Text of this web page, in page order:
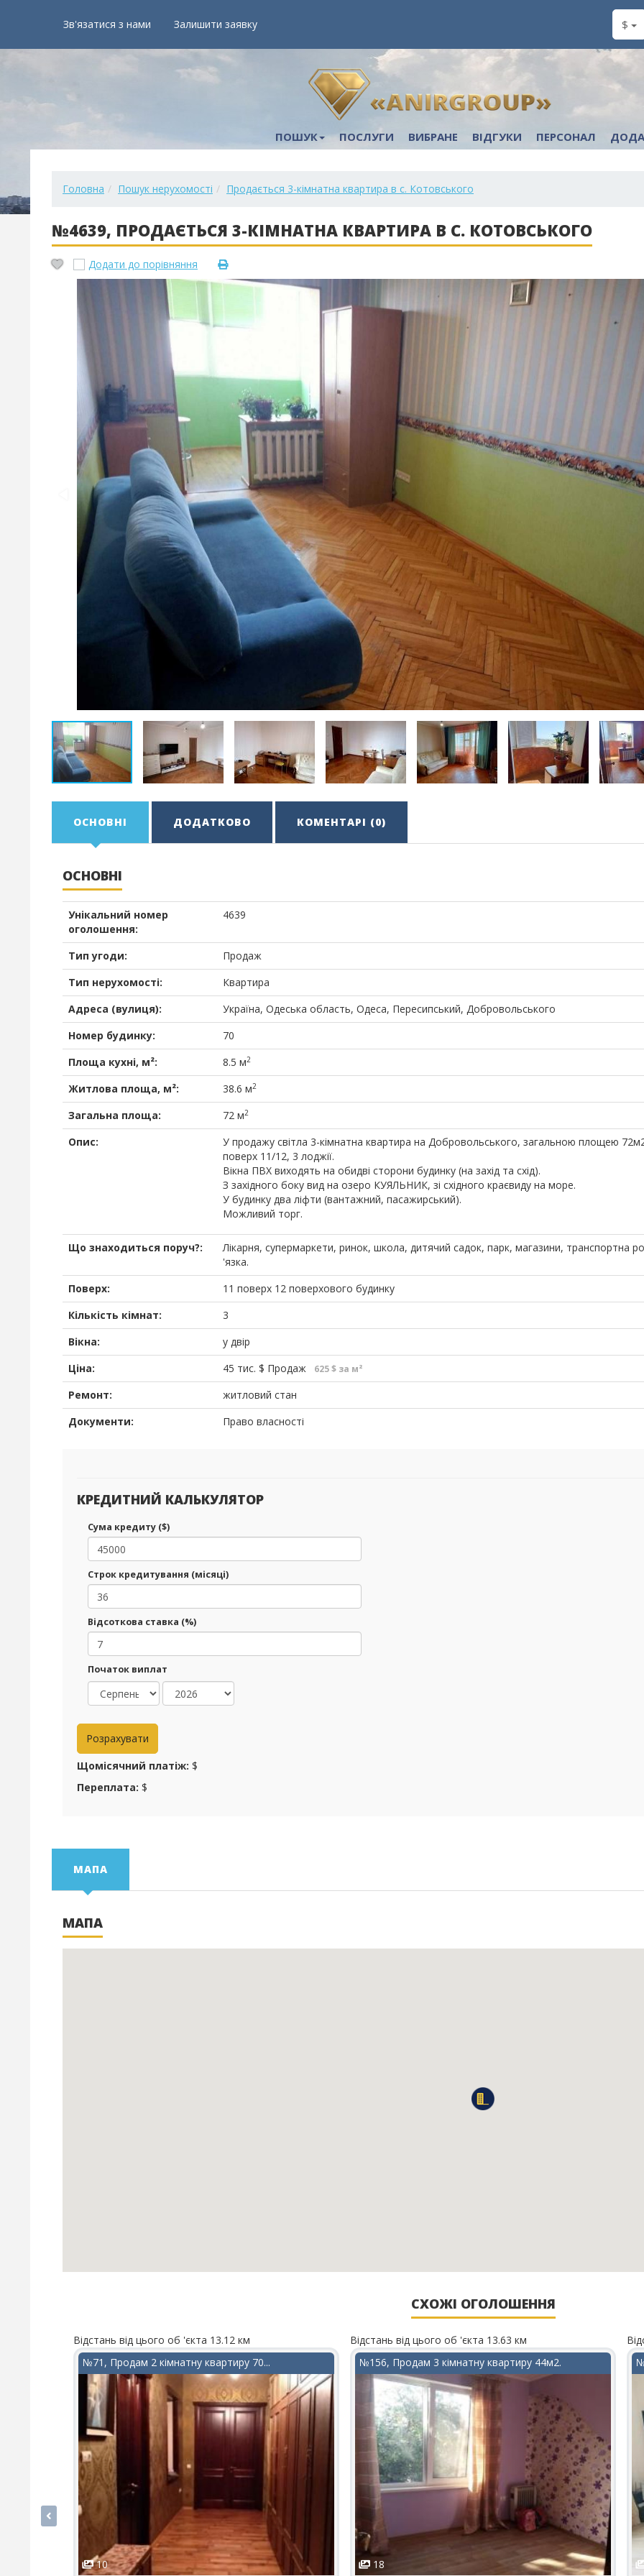
Зв'язатися з нами Залишити заявку $
ПОШУК ПОСЛУГИ ВИБРАНЕ ВІДГУКИ ПЕРСОНАЛ
Головна Пошук нерухомості Продається 3-кімнатна квартира в с. Котовського
№4639, ПРОДАЄТЬСЯ 3-КІМНАТНА КВАРТИРА В С. КОТОВСЬКОГО
Додати до порівняння
ОСНОВНІ ДОДАТКОВО КОМЕНТАРІ (0)
ОСНОВНІ
Унікальний номер
оголошення:
4639
Тип угоди:
Продаж
Тип нерухомості:
Квартира
Адреса (вулиця):
Україна, Одеська область, Одеса, Пересипський, Добровольського
Номер будинку:
70
Площа кухні, м²:
8.5 м2
Житлова площа, м²: 38.6 м2
Загальна площа: 72 м2
Опис:
У продажу світла 3-кімнатна квартира на Добровольського, загальною площею
поверх 11/12, 3 лоджії.
Вікна ПВХ виходять на обидві сторони будинку (на захід та схід).
З західного боку вид на озеро КУЯЛЬНИК, зі східного краєвиду на море.
У будинку два ліфти (вантажний, пасажирський).
Можливий торг.
Що знаходиться поруч?:
Лікарня, супермаркети, ринок, школа, дитячий садок, парк, магазини, транспортна
'язка.
Поверх:
11 поверх 12 поверхового будинку
Кількість кімнат:
3
Вікна:
у двір
Ціна:
45 тис. $ Продаж 625 $ за м²
Ремонт:
житловий стан
Документи:
Право власності
КРЕДИТНИЙ КАЛЬКУЛЯТОР
Сума кредиту ($)
Строк кредитування (місяці)
Відсоткова ставка (%)
Початок виплат
Щомісячний платіж: $
Переплата: $
МАПА
МАПА
СХОЖІ ОГОЛОШЕННЯ
Відстань від цього об 'єкта 13.12 км
№71, Продам 2 кімнатну квартиру 70...
10
Відстань від цього об 'єкта 13.63 км
№156, Продам 3 кімнатну квартиру 44м2.
18